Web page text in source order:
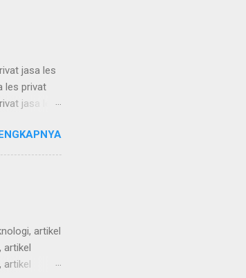
jasa les
les privat
jasa les
jasa les
les privat
artikel
artikel
artikel